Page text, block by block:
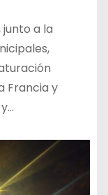
a la
Francia y